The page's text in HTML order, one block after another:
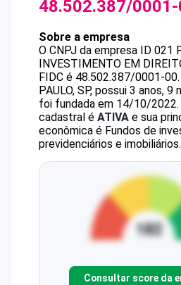
48.502.387/
Sobre a empresa
O CNPJ da empresa ID 021
INVESTIMENTO EM
FIDC é 48.502.387/0001-00.
PAULO, SP, possui 3 anos,
foi fundada em 14/10/2022.
cadastral é ATIVA e sua
econômica é Fundos de
previdenciários e imobiliários.
Consultar score da